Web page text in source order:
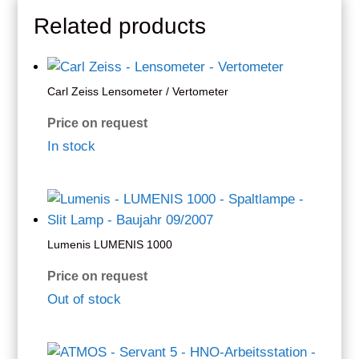
Related products
Carl Zeiss Lensometer / Vertometer
Price on request
In stock
Lumenis LUMENIS 1000
Price on request
Out of stock